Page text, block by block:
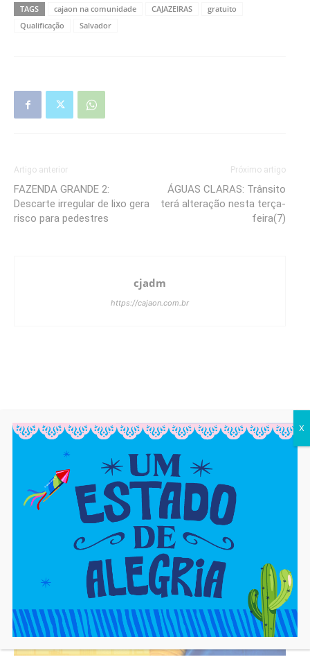
TAGS cajaon na comunidade CAJAZEIRAS
gratuito
Qualificação
Salvador
Artigo anterior
FAZENDA GRANDE 2:
Descarte irregular de lixo gera
risco para pedestres
Próximo artigo
ÁGUAS CLARAS: Trânsito
terá alteração nesta terça-
feira(7)
cjadm
https://cajaon.com.br
X